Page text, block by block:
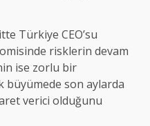
Türkiye CEO’su
risklerin devam
ise zorlu bir
büyümede son aylarda
verici olduğunu